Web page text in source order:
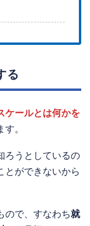
る
ケールとは何かを
。
ろうとしているの
とができないから
ので、すなわち就